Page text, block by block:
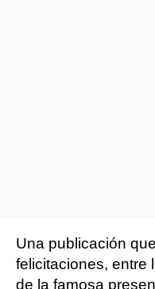
Una publicación
felicitaciones, entre
de la famosa